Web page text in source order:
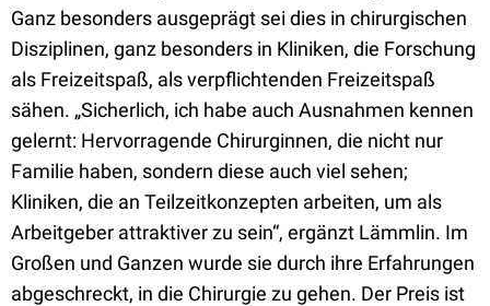
Ganz besonders ausgeprägt sei dies in chirurgischen
Disziplinen, ganz besonders in Kliniken, die Forschung
als Freizeitspaß, als verpflichtenden Freizeitspaß
sähen. „Sicherlich, ich habe auch Ausnahmen kennen
gelernt: Hervorragende Chirurginnen, die nicht nur
Familie haben, sondern diese auch viel sehen;
Kliniken, die an Teilzeitkonzepten arbeiten, um als
Arbeitgeber attraktiver zu sein“, ergänzt Lämmlin. Im
Großen und Ganzen wurde sie durch ihre Erfahrungen
abgeschreckt, in die Chirurgie zu gehen. Der Preis ist